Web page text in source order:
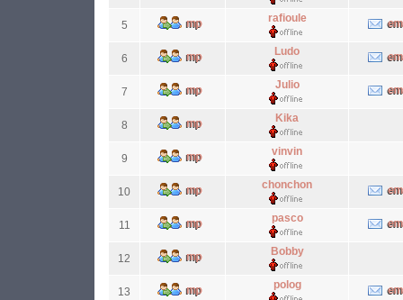
5
rafioule
6
Ludo
7
Julio
8
Kika
9
vinvin
10
chonchon
11
pasco
12
Bobby
13
polog